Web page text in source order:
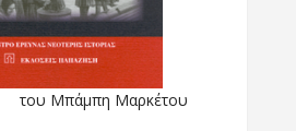
του Μπάμπη Μαρκέτου